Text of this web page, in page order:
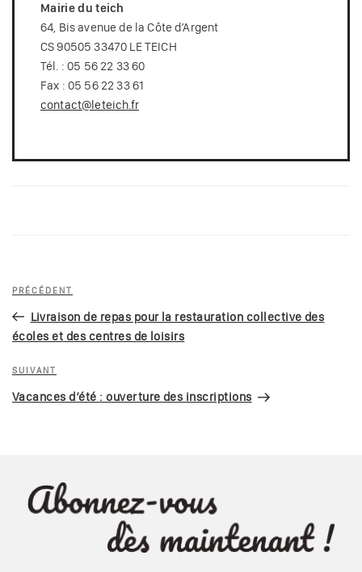
Mairie du teich
64, Bis avenue de la Côte d’Argent
CS 90505 33470 LE TEICH
Tél. : 05 56 22 33 60
Fax : 05 56 22 33 61
contact@leteich.fr
Navigation
l’article
Article
précédent
PRÉCÉDENT
Livraison de repas pour la restauration collective des
écoles et des centres de loisirs
Article
suivant
SUIVANT
Vacances d’été : ouverture des inscriptions